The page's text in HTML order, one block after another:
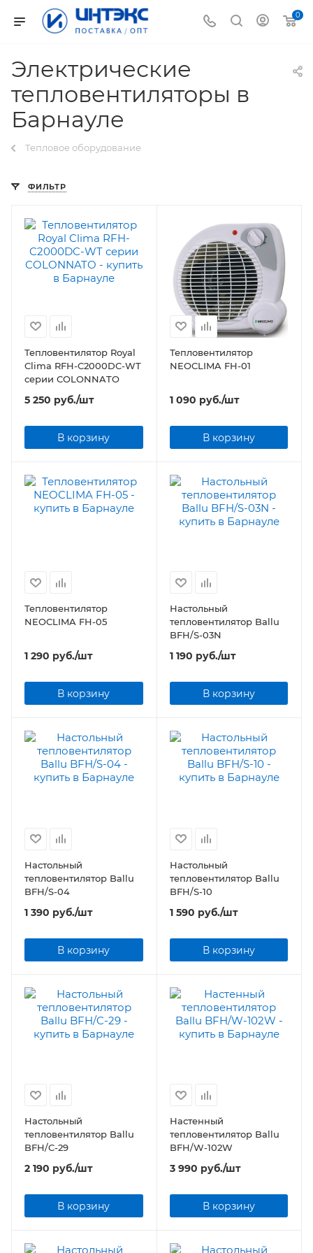
0
Электрические
тепловентиляторы в
Барнауле
Тепловое оборудование
ФИЛЬТР
Тепловентилятор Royal
Clima RFH-C2000DC-WT
серии COLONNATO
5 250 руб./шт
В корзину
Тепловентилятор
NEOCLIMA FH-01
1 090 руб./шт
В корзину
Тепловентилятор
NEOCLIMA FH-05
1 290 руб./шт
В корзину
Настольный
тепловентилятор Ballu
BFH/S-03N
1 190 руб./шт
В корзину
Настольный
тепловентилятор Ballu
BFH/S-04
1 390 руб./шт
В корзину
Настольный
тепловентилятор Ballu
BFH/S-10
1 590 руб./шт
В корзину
Настольный
тепловентилятор Ballu
BFH/C-29
2 190 руб./шт
В корзину
Настенный
тепловентилятор Ballu
BFH/W-102W
3 990 руб./шт
В корзину